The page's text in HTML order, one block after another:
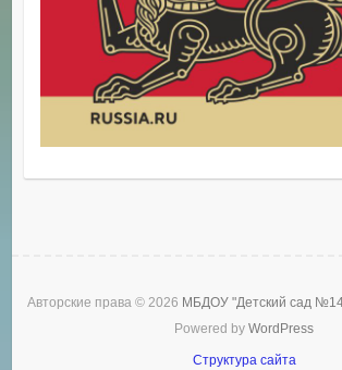
Авторские права © 2026 МБДОУ "Детский сад
Powered by WordPress
Структура сайта